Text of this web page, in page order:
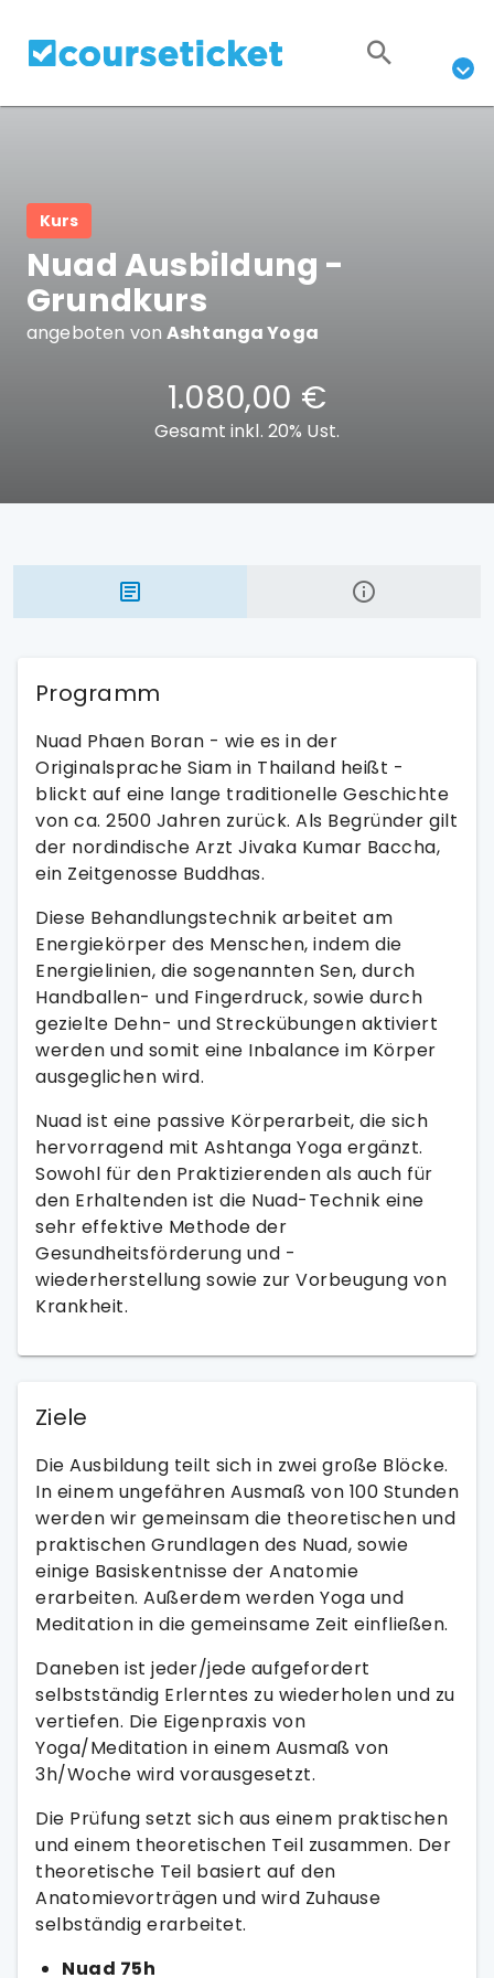
Kurs
Nuad Ausbildung -
Grundkurs
angeboten von Ashtanga Yoga
1.080,00 €
Gesamt inkl. 20% Ust.
Programm
Nuad Phaen Boran - wie es in der
Originalsprache Siam in Thailand heißt -
blickt auf eine lange traditionelle Geschichte
von ca. 2500 Jahren zurück. Als Begründer gilt
der nordindische Arzt Jivaka Kumar Baccha,
ein Zeitgenosse Buddhas.
Diese Behandlungstechnik arbeitet am
Energiekörper des Menschen, indem die
Energielinien, die sogenannten Sen, durch
Handballen- und Fingerdruck, sowie durch
gezielte Dehn- und Streckübungen aktiviert
werden und somit eine Inbalance im Körper
ausgeglichen wird.
Nuad ist eine passive Körperarbeit, die sich
hervorragend mit Ashtanga Yoga ergänzt.
Sowohl für den Praktizierenden als auch für
den Erhaltenden ist die Nuad-Technik eine
sehr effektive Methode der
Gesundheitsförderung und -
wiederherstellung sowie zur Vorbeugung von
Krankheit.
Ziele
Die Ausbildung teilt sich in zwei große Blöcke.
In einem ungefähren Ausmaß von 100 Stunden
werden wir gemeinsam die theoretischen und
praktischen Grundlagen des Nuad, sowie
einige Basiskentnisse der Anatomie
erarbeiten. Außerdem werden Yoga und
Meditation in die gemeinsame Zeit einfließen.
Daneben ist jeder/jede aufgefordert
selbstständig Erlerntes zu wiederholen und zu
vertiefen. Die Eigenpraxis von
Yoga/Meditation in einem Ausmaß von
3h/Woche wird vorausgesetzt.
Die Prüfung setzt sich aus einem praktischen
und einem theoretischen Teil zusammen. Der
theoretische Teil basiert auf den
Anatomievorträgen und wird Zuhause
selbständig erarbeitet.
Nuad 75h